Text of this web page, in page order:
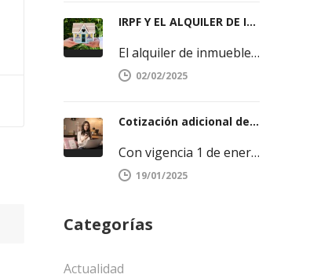
IRPF Y EL ALQUILER DE INMUEBLES
El alquiler de inmuebles es una opción fiscal interesante a estudiar por propietarios de dichos bienes. En nuestro blog hemos…
02/02/2025
Cotización adicional de solidaridad: en qué consiste y a quién afecta
Con vigencia 1 de enero de 2025, entra en vigor la llamada “cotización adicional de solidaridad”, dirigida a los trabajadores cuya…
19/01/2025
Categorías
Actualidad